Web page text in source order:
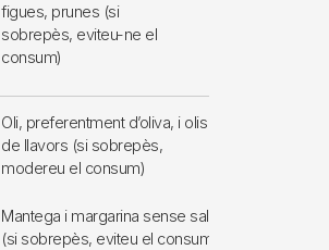
figues, prunes (si
sobrepès, eviteu-ne el
consum)
Oli, preferentment d’oliva, i olis
de llavors (si sobrepès,
modereu el consum)
Mantega i margarina sense sal
(si sobrepès, eviteu el consum)